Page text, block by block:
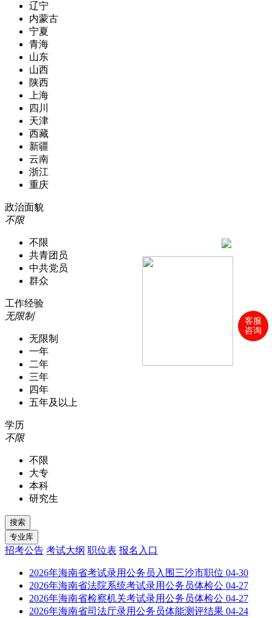
客服
咨询
辽宁
内蒙古
宁夏
青海
山东
山西
陕西
上海
四川
天津
西藏
新疆
云南
浙江
重庆
政治面貌
不限
不限
共青团员
中共党员
群众
工作经验
无限制
无限制
一年
二年
三年
四年
五年及以上
学历
不限
不限
大专
本科
研究生
招考公告 考试大纲 职位表 报名入口
2026年海南省考试录用公务员入围三沙市职位 04-30
2026年海南省法院系统考试录用公务员体检公 04-27
2026年海南省检察机关考试录用公务员体检公 04-27
2026年海南省司法厅录用公务员体能测评结果 04-24